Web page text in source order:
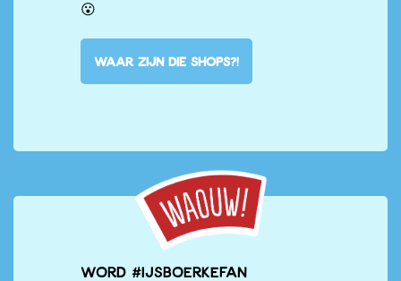
😮
WAAR ZIJN DIE SHOPS?!
Word #IJsboerkefan